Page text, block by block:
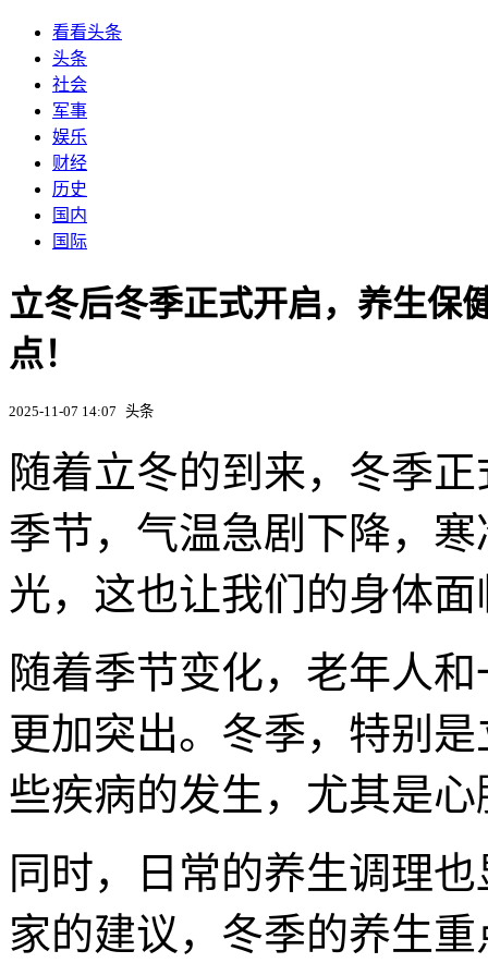
看看头条
头条
社会
军事
娱乐
财经
历史
国内
国际
立冬后冬季正式开启，养生保
点！
2025-11-07 14:07 头条
随着立冬的到来，冬季
季节，气温急剧下降，
光，这也让我们的身体
随着季节变化，老年人
更加突出。冬季，特别
些疾病的发生，尤其是
同时，日常的养生调理
家的建议，冬季的养生